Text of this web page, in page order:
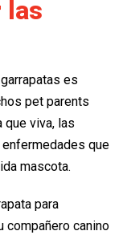
las
es
pet parents
que viva, las
que
mascota.
para
compañero canino